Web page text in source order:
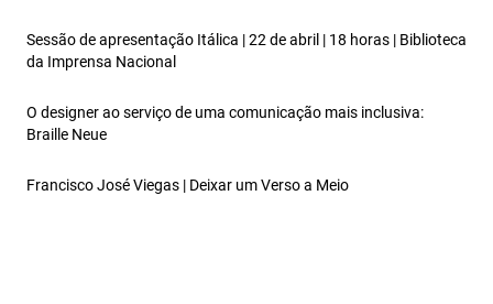
Sessão de apresentação Itálica | 22 de abril | 18 horas | Biblioteca
da Imprensa Nacional
O designer ao serviço de uma comunicação mais inclusiva:
Braille Neue
Francisco José Viegas | Deixar um Verso a Meio